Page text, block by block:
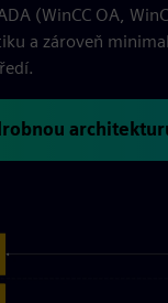
(WinCC OA,
a zároveň